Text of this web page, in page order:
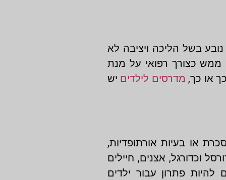
בשל הליכה ויציבה לא
ממש כצורך רפואי על מנת
או כך, מדרסים לילדים יש
או בעיות אורתופדיות,
וכדורגל, אצנים, חיילים
פתרון עבור ילדים